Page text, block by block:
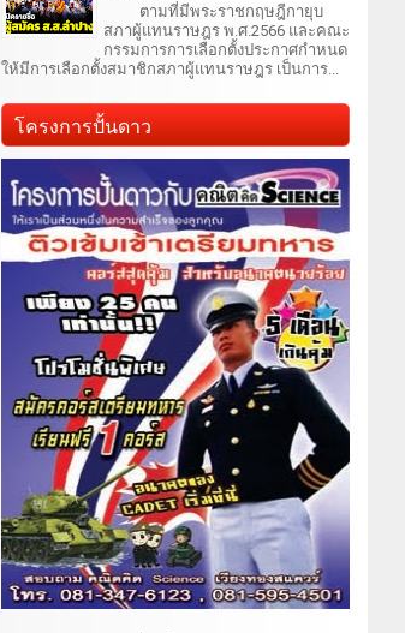
ตามที่มีพระราชกฤษฎีกายุบ
สภาผู้แทนราษฎร พ.ศ.2566 และคณะ
กรรมการการเลือกตั้งประกาศกำหนด
ให้มีการเลือกตั้งสมาชิกสภาผู้แทนราษฎร เป็นการ...
โครงการปั้นดาว